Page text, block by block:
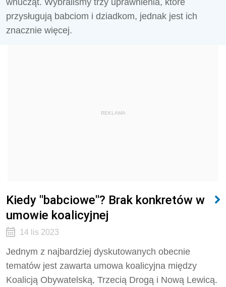
wnucząt. Wybraliśmy trzy uprawnienia, które
przysługują babciom i dziadkom, jednak jest ich
znacznie więcej.
REKLAMA
Kiedy "babciowe"? Brak konkretów w
umowie koalicyjnej
14 lis 2023
Jednym z najbardziej dyskutowanych obecnie
tematów jest zawarta umowa koalicyjna między
Koalicją Obywatelską, Trzecią Drogą i Nową Lewicą.